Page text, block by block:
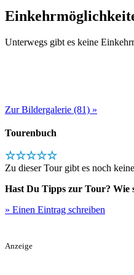
Unterwegs gibt es keine
Zur Bildergalerie (81) »
Tourenbuch
☆☆☆☆☆
Zu dieser Tour gibt es noch
Hast Du Tipps zur Tour? Wie
» Einen Eintrag schreiben
Anzeige